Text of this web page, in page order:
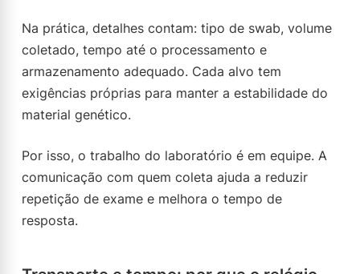
Na prática, detalhes contam: tipo de swab, volume
coletado, tempo até o processamento e
armazenamento adequado. Cada alvo tem
exigências próprias para manter a estabilidade do
material genético.
Por isso, o trabalho do laboratório é em equipe. A
comunicação com quem coleta ajuda a reduzir
repetição de exame e melhora o tempo de
resposta.